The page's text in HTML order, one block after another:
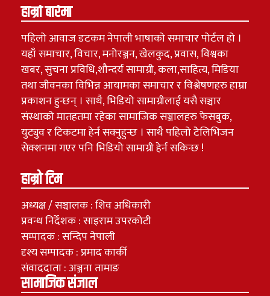
हाम्रो बारेमा
पहिलो आवाज डटकम नेपाली भाषाको समाचार पोर्टल हो ।
यहाँ समाचार, विचार, मनोरञ्जन, खेलकुद, प्रवास, विश्वका
खबर, सुचना प्रविधि,शौन्दर्य सामाग्री, कला,साहित्य, मिडिया
तथा जीवनका विभिन्न आयामका समाचार र विश्लेषणहरु हाम्रा
प्रकाशन हुन्छन् । साथै, भिडियो सामाग्रीलाई यसै सञ्चार
संस्थाको मातहतमा रहेका सामाजिक सञ्जालहरु फेसबुक,
युट्युव र टिकटमा हेर्न सक्नुहुन्छ । साथै पहिलो टेेलिभिजन
सेक्शनमा गएर पनि भिडियो सामाग्री हेर्न सकिन्छ !
हाम्रो टिम
अध्यक्ष / सञ्चालक : शिव अधिकारी
प्रवन्ध निर्देशक : साइराम उपरकोटी
सम्पादक : सन्दिप नेपाली
दृश्य सम्पादक : प्रमाद कार्की
संवाददाता : अञ्जना तामाङ
सामाजिक संजाल